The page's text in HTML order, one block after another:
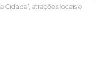
Cidade’, atrações locais e